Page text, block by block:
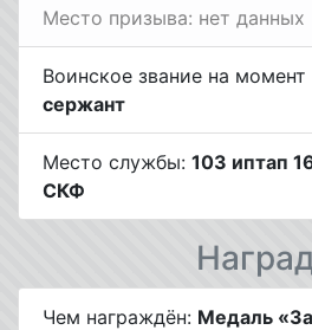
Место призыва: нет данных
Воинское звание на
сержант
Место службы: 103 иптап
СКФ
Чем награждён: Медаль «За